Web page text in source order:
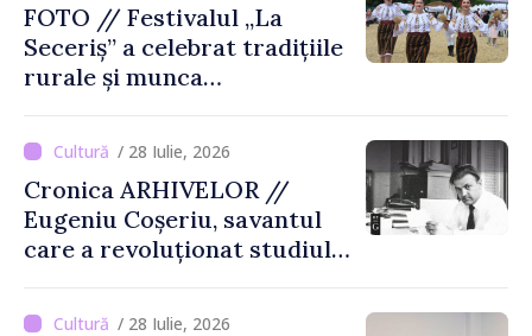
FOTO // Festivalul „La
Seceriș” a celebrat tradițiile
rurale și munca
/ 28 Iulie, 2026
Cronica ARHIVELOR //
Eugeniu Coșeriu, savantul
care a revoluționat studiul
/ 28 Iulie, 2026